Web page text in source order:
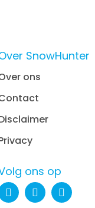
SnowHunter
ons
ons op